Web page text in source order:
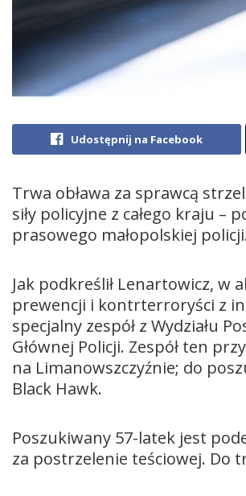
Udostępnij na Facebook
Trwa obława za sprawcą
siły policyjne z całego kraju
prasowego małopolskiej
Jak podkreślił Lenartowicz, w
prewencji i kontrterroryści z
specjalny zespół z Wydziału
Głównej Policji. Zespół ten
na Limanowszczyźnie; do
Black Hawk.
Poszukiwany 57-latek jest
za postrzelenie teściowej. Do